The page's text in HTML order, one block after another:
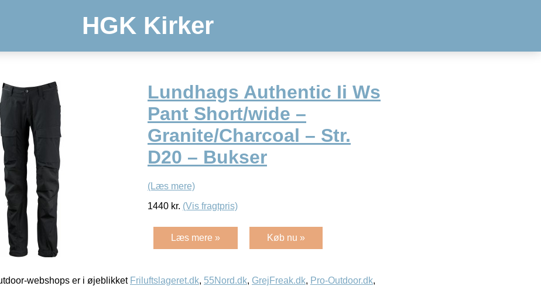
HGK Kirker
Lundhags Authentic Ii Ws
Pant Short/wide –
Granite/Charcoal – Str.
D20 – Bukser
(Læs mere)
1440 kr. (Vis fragtpris)
Læs mere » Køb nu »
webshops er i øjeblikket Friluftslageret.dk, 55Nord.dk, GrejFreak.dk, Pro-Outdoor.dk,